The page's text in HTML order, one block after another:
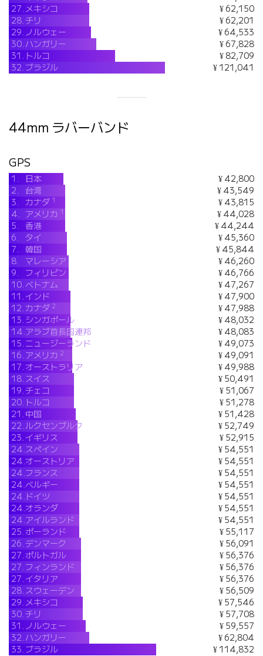
27. メキシコ
¥ 62,150
28.チリ
¥ 62,201
29. ノルウェー
¥ 64,533
30. ハンガリー
¥ 67,828
31. トルコ
¥ 82,709
32. ブラジル ¥ 121,041
44mm ラバーバンド
GPS
1. 日本
¥ 42,800
2.
台湾
¥ 43,549
3.
カナダ 1
¥ 43,815
4.
アメリカ 1
¥ 44,028
5.
香港
¥ 44,244
6.
タイ
¥ 45,360
7.
韓国
¥ 45,844
8.
マレーシア
¥ 46,260
9.
フィリピン
¥ 46,766
10.ベトナム
¥ 47,267
11. インド
¥ 47,900
12. カナダ 2
¥ 47,988
13. シンガポール
¥ 48,032
14.アラブ首長国連邦
¥ 48,083
15. ニュージーランド
¥ 49,073
16. アメリカ 2
¥ 49,091
17.オーストラリア
¥ 49,988
18. スイス
¥ 50,491
19.チェコ
¥ 51,067
20. トルコ
¥ 51,278
21. 中国
¥ 51,428
22.ルクセンブルク
¥ 52,749
23. イギリス
¥ 52,915
24.スペイン
¥ 54,551
24.オーストリア
¥ 54,551
24.フランス
¥ 54,551
24.ベルギー
¥ 54,551
24. ドイツ
¥ 54,551
24.オランダ
¥ 54,551
24.アイルランド
¥ 54,551
25. ポーランド
¥ 55,117
26.デンマーク
¥ 56,091
27. ポルトガル
¥ 56,376
27. フィンランド
¥ 56,376
27. イタリア
¥ 56,376
28. スウェーデン
¥ 56,509
29. メキシコ
¥ 57,546
30.チリ
¥ 57,708
31. ノルウェー
¥ 59,557
32. ハンガリー
¥ 62,804
33. ブラジル ¥ 114,832